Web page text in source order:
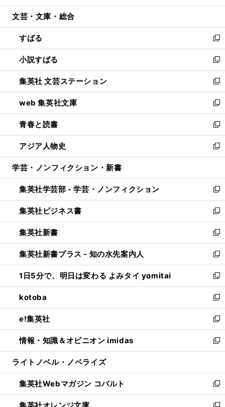
開
ウ
開
く
ン
ウ
で
開
く
ウ
ン
ド
ウ
で
開
く
文芸・文庫・総合
すばる
新
し
い
ウ
ィ
ン
ド
ウ
で
開
く
小説すばる
新
し
い
ウ
ィ
ン
ド
ウ
で
開
集英社 文芸ステーション
新
し
い
ウ
ィ
ン
ド
ウ
開
く
web 集英社文庫
新
し
い
ウ
ィ
ン
ウ
で
開
く
青春と読書
新
し
い
ウ
ン
ド
ウ
で
開
く
アジア人物史
新
し
ウ
ィ
ン
ド
ウ
で
開
く
学芸・ノンフィクション・新書
集英社学芸部 - 学芸・ノンフィクション
新
し
い
ウ
ィ
ン
ド
ウ
で
開
く
集英社ビジネス書
新
し
い
ウ
ィ
ン
ド
ウ
で
開
く
集英社新書
新
し
い
ウ
ィ
ン
ド
ウ
で
開
く
集英社新書プラス - 知の水先案内人
新
し
い
ウ
ィ
ン
ド
ウ
で
開
1日5分で、明日は変わる よみタイ yomitai
新
し
い
ウ
ィ
ン
ド
ウ
開
く
kotoba
新
し
い
ウ
ィ
ン
ウ
で
開
く
e!集英社
新
し
い
ウ
ン
ド
ウ
情報・知識＆オピニオン imidas
新
し
ウ
ィ
ン
ライトノベル・ノベライズ
集英社Webマガジン コバルト
新
し